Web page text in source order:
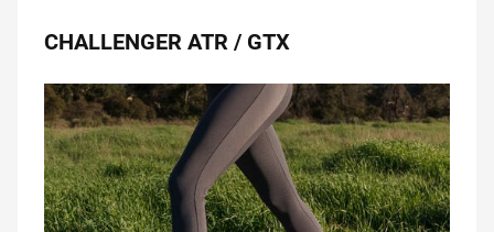
CHALLENGER ATR / GTX